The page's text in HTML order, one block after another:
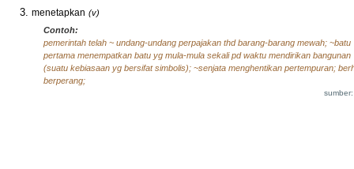
menetapkan (v)
Contoh:
pemerintah telah ~ undang-undang perpajakan thd barang-barang mewah; ~batu
pertama menempatkan batu yg mula-mula sekali pd waktu mendirikan bangunan
(suatu kebiasaan yg bersifat simbolis); ~senjata menghentikan pertempuran;
berperang;